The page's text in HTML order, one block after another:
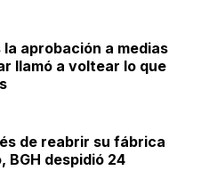
aprobación a medias
llamó a voltear lo que
de reabrir su fábrica
BGH despidió 24